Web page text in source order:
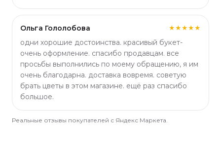
Ольга Гололобова ★★★★★
одни хорошие достоинства. красивый букет-
очень оформление. спасибо продавцам. все
просьбы выполнились по моему обращению, я им
очень благодарна. доставка вовремя. советую
брать цветы в этом магазине. ещё раз спасибо
большое.
Реальные отзывы покупателей с Яндекс Маркета.